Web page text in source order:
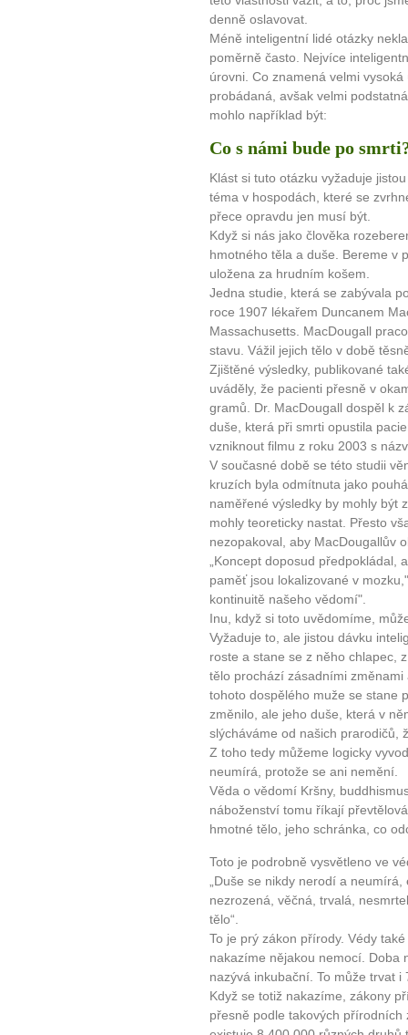
denně oslavovat.
Méně inteligentní lidé otázky
poměrně často. Nejvíce
úrovni. Co znamená velmi
probádaná, avšak velmi
mohlo například být:
Co s námi bude po
Klást si tuto otázku vyžaduje
téma v hospodách, které se
přece opravdu jen musí být.
Když si nás jako člověka
hmotného těla a duše. Bereme v
uložena za hrudním košem.
Jedna studie, která se zabývala
roce 1907 lékařem Duncanem
Massachusetts. MacDougall
stavu. Vážil jejich tělo v době
Zjištěné výsledky, publikované
uváděly, že pacienti přesně v
gramů. Dr. MacDougall dospěl k
duše, která při smrti opustila
vzniknout filmu z roku 2003 s
V současné době se této studii
kruzích byla odmítnuta jako
naměřené výsledky by mohly být
mohly teoreticky nastat. Přesto
nezopakoval, aby MacDougallův
„Koncept doposud
paměť jsou lokalizované v
kontinuitě našeho vědomí".
Inu, když si toto uvědomíme,
Vyžaduje to, ale jistou dávku
roste a stane se z něho chlapec,
tělo prochází zásadními
tohoto dospělého muže se stane
změnilo, ale jeho duše, která v
slýcháváme od našich prarodičů,
Z toho tedy můžeme logicky
neumírá, protože se ani nemění.
Věda o vědomí Kršny,
náboženství tomu říkají
hmotné tělo, jeho schránka, co
Toto je podrobně vysvětleno ve
„Duše se nikdy nerodí a
nezrozená, věčná, trvalá,
tělo“.
To je prý zákon přírody. Védy
nakazíme nějakou nemocí. Doba
nazývá inkubační. To může trvat
Když se totiž nakazíme, zákony
přesně podle takových